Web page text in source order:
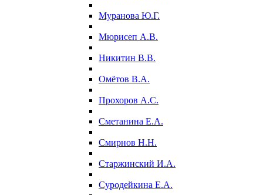
Муранова Ю.Г.
Мюрисеп А.В.
Никитин В.В.
Омётов В.А.
Прохоров А.С.
Сметанина Е.А.
Смирнов Н.Н.
Старжинский И.А.
Суродейкина Е.А.